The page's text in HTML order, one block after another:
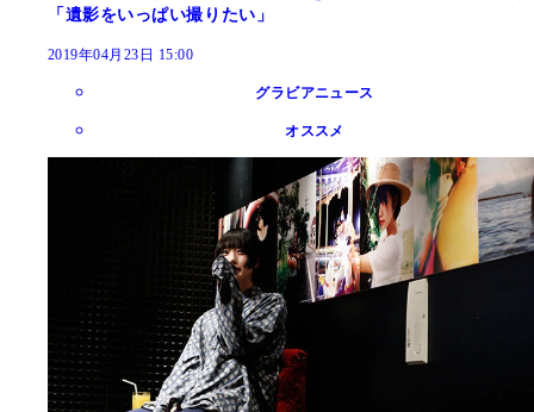
「遺影をいっぱい撮りたい」
2019年04月23日 15:00
グラビアニュース
オススメ